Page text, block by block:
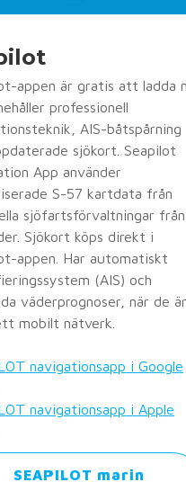
appen är gratis att ladda
professionell
AIS-båtspårning
sjökort. Seapilot
App använder
S-57 kartdata från
sjöfartsförvaltningar från
Sjökort köps direkt i
appen. Har automatiskt
(AIS) och
väderprognoser, när de är
mobilt nätverk.
navigationsapp i Google
navigationsapp i Apple
SEAPILOT marin